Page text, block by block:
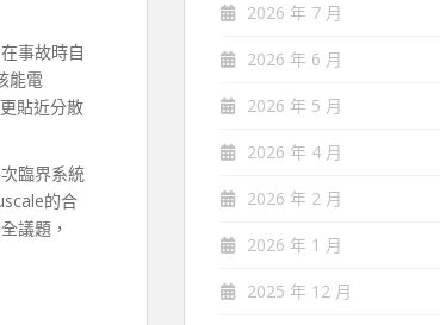
事故時自
能電
貼近分散
臨界系統
的合
議題，
2026 年 7 月
2026 年 6 月
2026 年 5 月
2026 年 4 月
2026 年 2 月
2026 年 1 月
2025 年 12 月